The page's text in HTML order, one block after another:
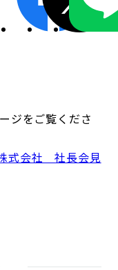
ジをご覧くださ
式会社 社長会見